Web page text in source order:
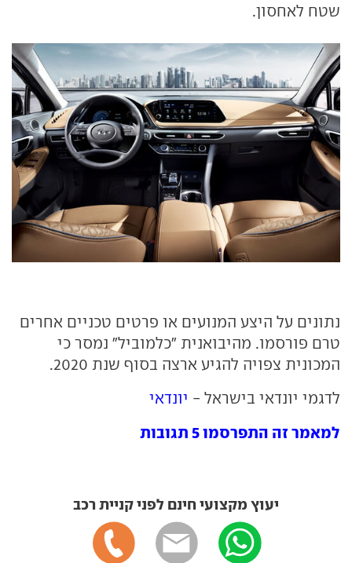
שטח לאחסון.
נתונים על היצע המנועים או פרטים טכניים אחרים
טרם פורסמו. מהיבואנית "כלמוביל" נמסר כי
המכונית צפויה להגיע ארצה בסוף שנת 2020.
לדגמי יונדאי בישראל - יונדאי
למאמר זה התפרסמו 5 תגובות
יעוץ מקצועי חינם לפני קניית רכב